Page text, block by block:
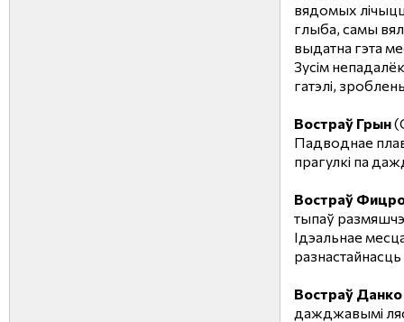
вядомых
глыба, самы
выдатна гэта
Зусім
гатэлі,
Востраў Грын
Падводнае
прагулкі па
Востраў
тыпаў
Ідэальнае
Востраў
дажджавымі